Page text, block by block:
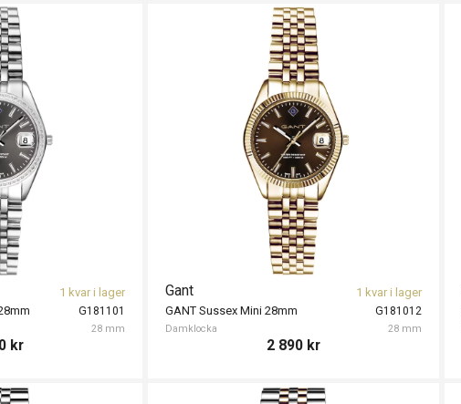
G181101
28 mm
1 kvar i lager
kr
G181012
Gant
Damklocka 28 mm
GANT Sussex Mini 28mm
1 kvar i lager
2 890 kr